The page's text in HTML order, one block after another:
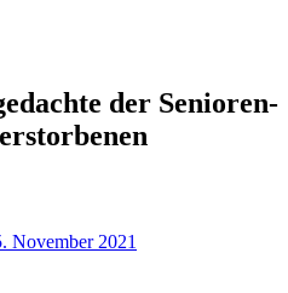
der Senioren-
November 2021